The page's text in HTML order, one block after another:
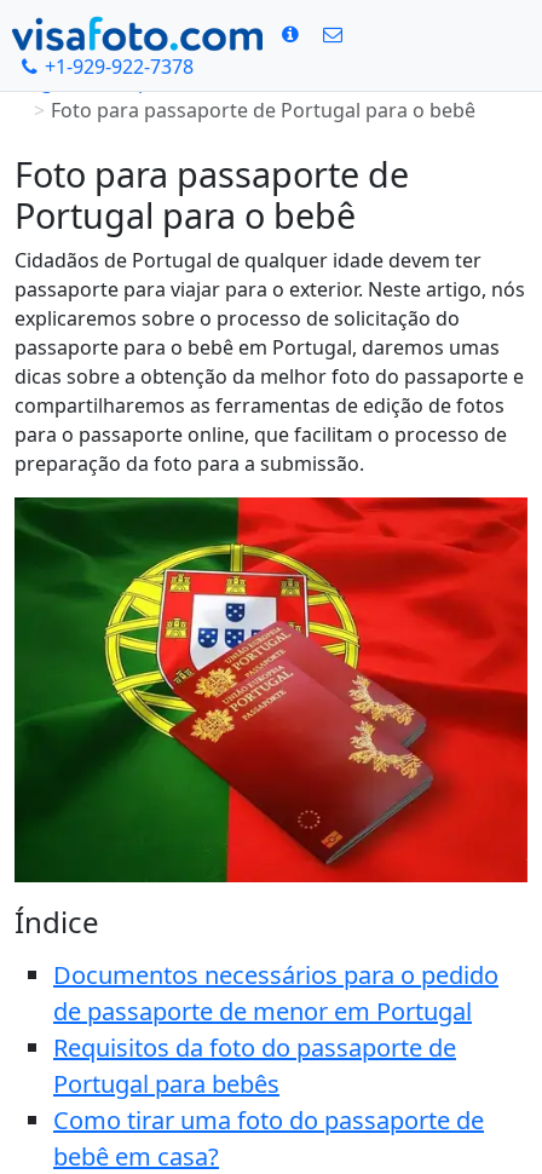
+1-929-922-7378
Página Principal
Foto para passaporte de Portugal para o bebê
Foto para passaporte de
Portugal para o bebê
Cidadãos de Portugal de qualquer idade devem ter
passaporte para viajar para o exterior. Neste artigo, nós
explicaremos sobre o processo de solicitação do
passaporte para o bebê em Portugal, daremos umas
dicas sobre a obtenção da melhor foto do passaporte e
compartilharemos as ferramentas de edição de fotos
para o passaporte online, que facilitam o processo de
preparação da foto para a submissão.
Índice
Documentos necessários para o pedido
de passaporte de menor em Portugal
Requisitos da foto do passaporte de
Portugal para bebês
Como tirar uma foto do passaporte de
bebê em casa?